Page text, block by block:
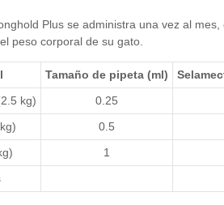
Plus se administra una vez al
peso corporal de su gato.
Tamaño de pipeta (ml)
kg)
0.25
0.5
1